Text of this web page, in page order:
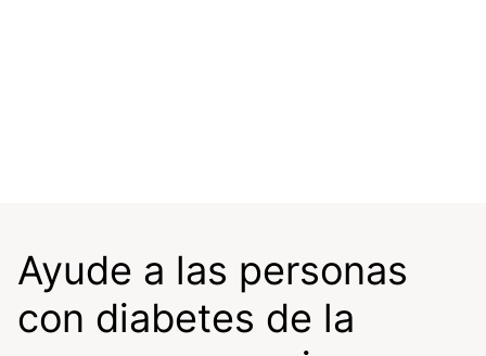
Ayude a las personas
con diabetes de la